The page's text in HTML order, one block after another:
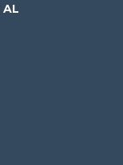
AL